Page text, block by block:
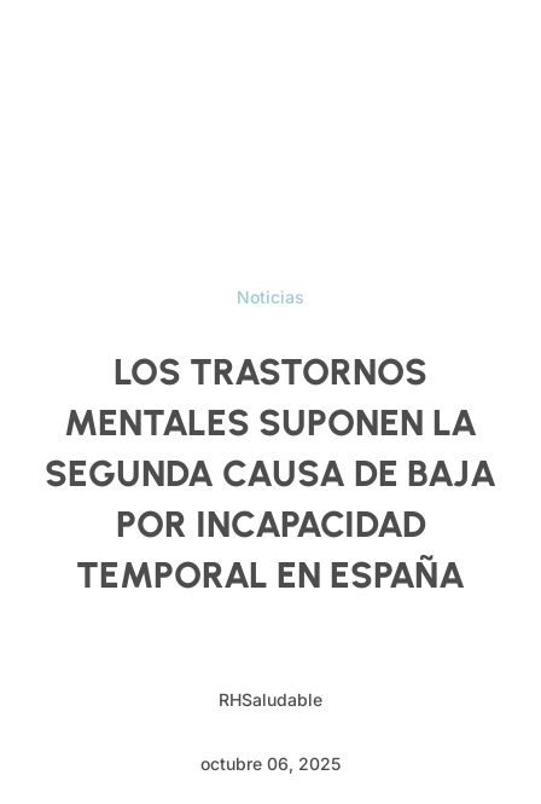
Noticias
LOS TRASTORNOS
MENTALES SUPONEN LA
SEGUNDA CAUSA DE BAJA
POR INCAPACIDAD
TEMPORAL EN ESPAÑA
RHSaludable
octubre 06, 2025